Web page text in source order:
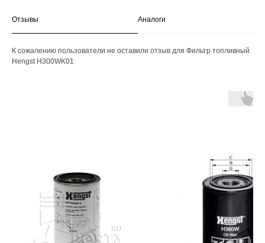
Отзывы Аналоги
К сожалению пользователи не оставили отзыв для Фильтр топливный
Hengst H300WK01